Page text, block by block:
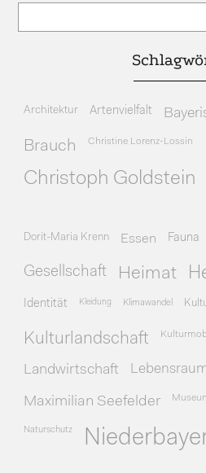
Architektur Artenvielfalt
Brauch Christine Lorenz-Lossin
Christoph Goldstein
Dorit-Maria Krenn Essen Fauna
Gesellschaft Heimat
Identität Kleidung Klimawandel
Kulturlandschaft
Landwirtschaft
Maximilian Seefelder
Naturschutz